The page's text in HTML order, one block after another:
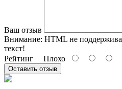
Ваш отзыв
Внимание: HTML не
текст!
Рейтинг Плохо
Оставить отзыв